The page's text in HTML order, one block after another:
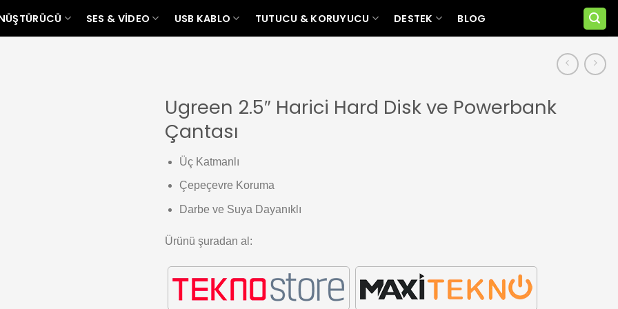
SES & VIDEO USB KABLO TUTUCU & KORUYUCU DESTEK BLOG
Ugreen 2.5″ Harici Hard Disk ve Powerbank
Çantası
Üç Katmanlı
Çepeçevre Koruma
Darbe ve Suya Dayanıklı
Ürünü şuradan al: